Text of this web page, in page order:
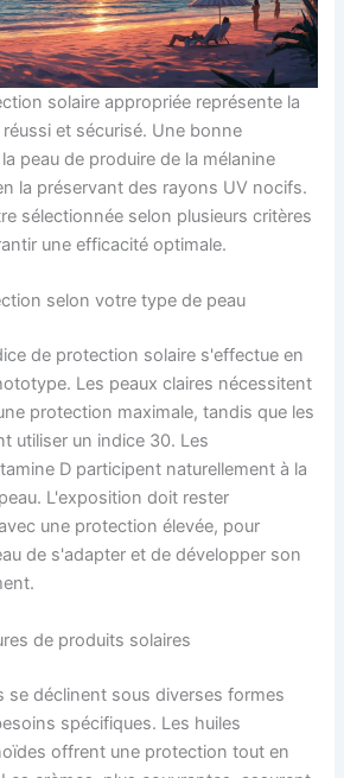
solaire appropriée représente la
et sécurisé. Une bonne
peau de produire de la mélanine
la préservant des rayons UV nocifs.
sélectionnée selon plusieurs critères
une efficacité optimale.
selon votre type de peau
de protection solaire s'effectue en
Les peaux claires nécessitent
protection maximale, tandis que les
utiliser un indice 30. Les
D participent naturellement à la
L'exposition doit rester
une protection élevée, pour
de s'adapter et de développer son
de produits solaires
se déclinent sous diverses formes
spécifiques. Les huiles
offrent une protection tout en